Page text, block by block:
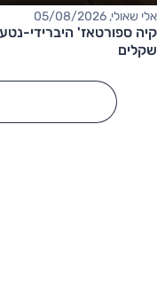
אלי שאולי, 05/08/2026
שקלים